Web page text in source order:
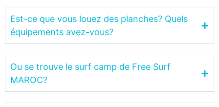
Est-ce que vous louez des planches? Quels
équipements avez-vous?
Ou se trouve le surf camp de Free Surf
MAROC?